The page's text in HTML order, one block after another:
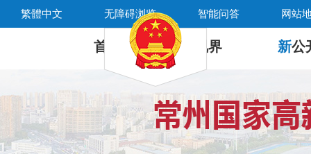
繁體中文 无障碍浏览 智能问答 网站
首 页 新 视界 新公